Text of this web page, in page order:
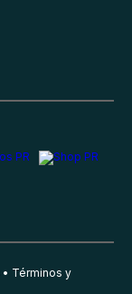
Términos y